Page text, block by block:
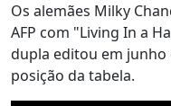
Os alemães Milky
AFP com "Living In a
dupla editou em
posição da tabela.